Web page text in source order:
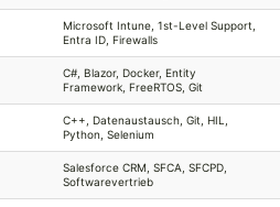
Microsoft Intune, 1st-Level Support,
Entra ID, Firewalls
C#, Blazor, Docker, Entity
Framework, FreeRTOS, Git
C++, Datenaustausch, Git, HIL,
Python, Selenium
Salesforce CRM, SFCA, SFCPD,
Softwarevertrieb